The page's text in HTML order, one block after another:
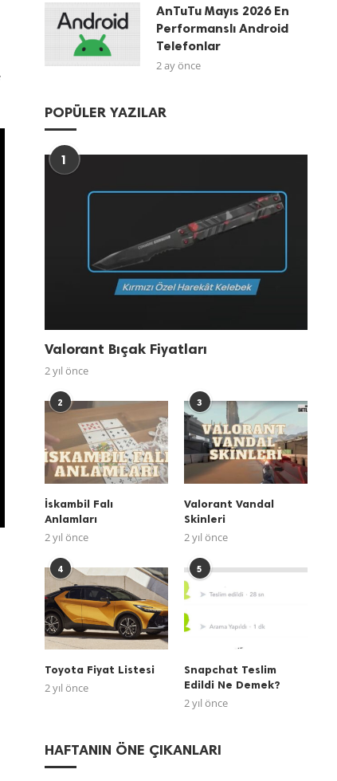
AnTuTu Mayıs 2026 En
Performanslı Android
Telefonlar
2 ay önce
POPÜLER YAZILAR
1
Valorant Bıçak Fiyatları
2 yıl önce
2
İskambil Falı
Anlamları
2 yıl önce
3
Valorant Vandal
Skinleri
2 yıl önce
4
Toyota Fiyat Listesi
2 yıl önce
5
Snapchat Teslim
Edildi Ne Demek?
2 yıl önce
HAFTANIN ÖNE ÇIKANLARI